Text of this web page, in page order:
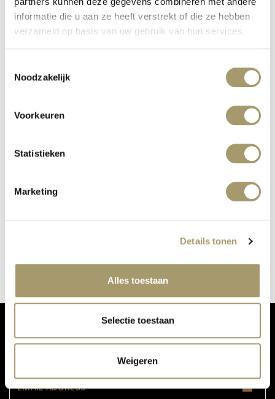
informatie die u aan ze heeft verstrekt of die ze hebben
verzameld op basis van uw gebruik van hun services.
Noodzakelijk
Voorkeuren
Statistieken
Marketing
Details tonen
Alles toestaan
Selectie toestaan
Weigeren
published on: 16 January 2020
read more
2787 ALSO AT OUR PERFUME BAR